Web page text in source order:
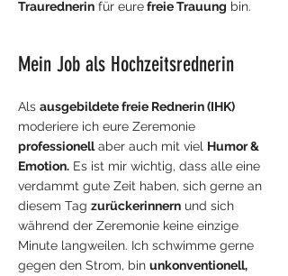
Traurednerin für eurefreie Trauung bin.
Mein Job als Hochzeitsrednerin
Als ausgebildete freie Rednerin (IHK)
moderiere ich eure Zeremonie
professionellaber auch mit viel Humor &
Emotion. Es ist mir wichtig, dass alle eine
verdammt gute Zeit haben, sich gerne an
diesem Tag zurückerinnern und sich
während der Zeremonie keine einzige
Minute langweilen. Ich schwimme gerne
gegen den Strom, bin unkonventionell,